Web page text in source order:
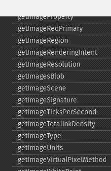
getImageProperty
getImageRedPrimary
getImageRegion
getImageRenderingIntent
getImageResolution
getImagesBlob
getImageScene
getImageSignature
getImageTicksPerSecond
getImageTotalInkDensity
getImageType
getImageUnits
getImageVirtualPixelMethod